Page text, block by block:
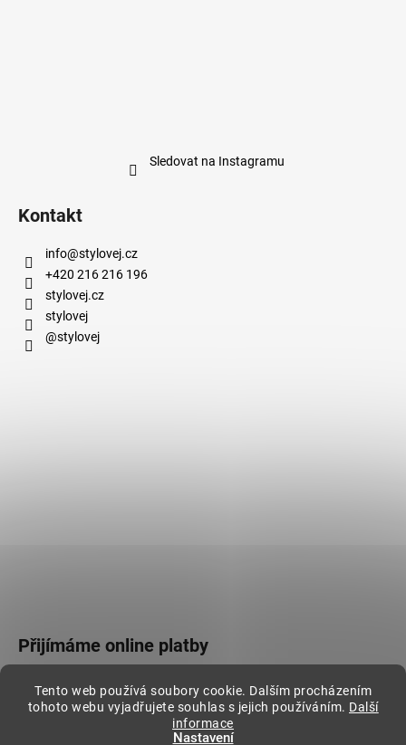
Tento web používá soubory cookie. Dalším procházením
tohoto webu vyjadřujete souhlas s jejich používáním. Další
informace
Nastavení
Sledovat na Instagramu
Kontakt
info@stylovej.cz
+420 216 216 196
stylovej.cz
stylovej
@stylovej
Přijímáme online platby